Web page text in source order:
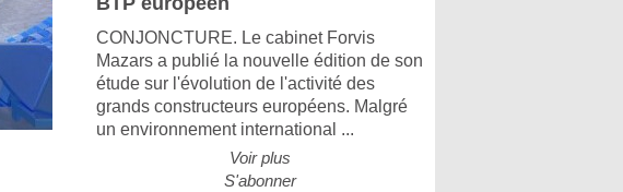
CONJONCTURE. Le cabinet Forvis
Mazars a publié la nouvelle édition de son
étude sur l'évolution de l'activité des
grands constructeurs européens. Malgré
un environnement international ...
Voir plus
S'abonner